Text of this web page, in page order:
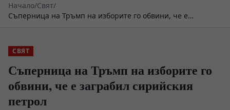
Начало/Свят/
Съперница на Тръмп на изборите го обвини, че е
СВЯТ
Съперница на Тръмп на изборите го
обвини, че е заграбил сирийския
петрол